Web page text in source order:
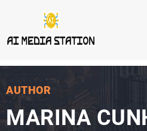
AUTHOR
MARINA